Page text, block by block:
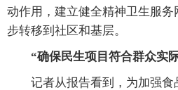
动作用，建立健全精神卫生服
步转移到社区和基层。
“确保民生项目符合群众实
记者从报告看到，为加强食